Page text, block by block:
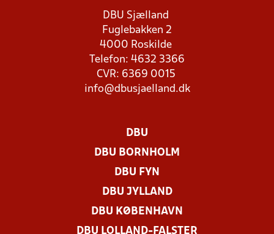
DBU Sjælland
Fuglebakken 2
4000 Roskilde
Telefon: 4632 3366
CVR: 6369 0015
info@dbusjaelland.dk
DBU
DBU BORNHOLM
DBU FYN
DBU JYLLAND
DBU KØBENHAVN
DBU LOLLAND-FALSTER